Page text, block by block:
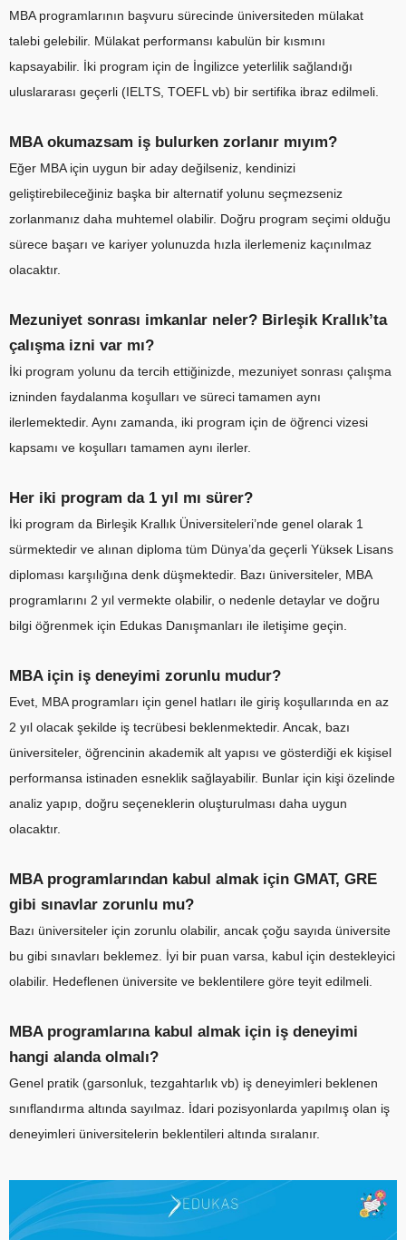
MBA programlarının başvuru sürecinde üniversiteden mülakat
talebi gelebilir. Mülakat performansı kabulün bir kısmını
kapsayabilir. İki program için de İngilizce yeterlilik sağlandığı
uluslararası geçerli (IELTS, TOEFL vb) bir sertifika ibraz edilmeli.
MBA okumazsam iş bulurken zorlanır mıyım?
Eğer MBA için uygun bir aday değilseniz, kendinizi
geliştirebileceğiniz başka bir alternatif yolunu seçmezseniz
zorlanmanız daha muhtemel olabilir. Doğru program seçimi olduğu
sürece başarı ve kariyer yolunuzda hızla ilerlemeniz kaçınılmaz
olacaktır.
Mezuniyet sonrası imkanlar neler? Birleşik Krallık’ta
çalışma izni var mı?
İki program yolunu da tercih ettiğinizde, mezuniyet sonrası çalışma
izninden faydalanma koşulları ve süreci tamamen aynı
ilerlemektedir. Aynı zamanda, iki program için de öğrenci vizesi
kapsamı ve koşulları tamamen aynı ilerler.
Her iki program da 1 yıl mı sürer?
İki program da Birleşik Krallık Üniversiteleri’nde genel olarak 1
sürmektedir ve alınan diploma tüm Dünya’da geçerli Yüksek Lisans
diploması karşılığına denk düşmektedir. Bazı üniversiteler, MBA
programlarını 2 yıl vermekte olabilir, o nedenle detaylar ve doğru
bilgi öğrenmek için Edukas Danışmanları ile iletişime geçin.
MBA için iş deneyimi zorunlu mudur?
Evet, MBA programları için genel hatları ile giriş koşullarında en az
2 yıl olacak şekilde iş tecrübesi beklenmektedir. Ancak, bazı
üniversiteler, öğrencinin akademik alt yapısı ve gösterdiği ek kişisel
performansa istinaden esneklik sağlayabilir. Bunlar için kişi özelinde
analiz yapıp, doğru seçeneklerin oluşturulması daha uygun
olacaktır.
MBA programlarından kabul almak için GMAT, GRE
gibi sınavlar zorunlu mu?
Bazı üniversiteler için zorunlu olabilir, ancak çoğu sayıda üniversite
bu gibi sınavları beklemez. İyi bir puan varsa, kabul için destekleyici
olabilir. Hedeflenen üniversite ve beklentilere göre teyit edilmeli.
MBA programlarına kabul almak için iş deneyimi
hangi alanda olmalı?
Genel pratik (garsonluk, tezgahtarlık vb) iş deneyimleri beklenen
sınıflandırma altında sayılmaz. İdari pozisyonlarda yapılmış olan iş
deneyimleri üniversitelerin beklentileri altında sıralanır.